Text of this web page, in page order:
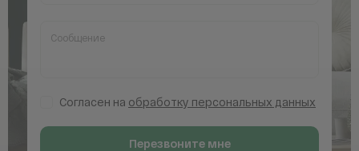
Согласен на обработку персональных данных
Перезвоните мне